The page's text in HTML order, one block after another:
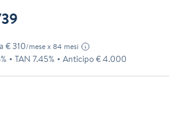
€ 310/mese x 84 mesi
TAN 7.45% Anticipo € 4.000